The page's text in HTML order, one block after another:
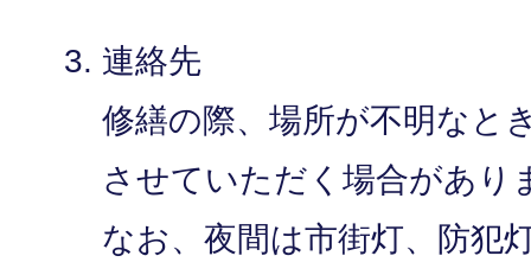
連絡先
修繕の際、場所が不明なと
させていただく場合があり
なお、夜間は市街灯、防犯